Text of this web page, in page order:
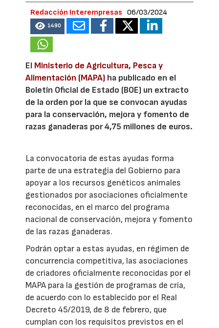
Redacción Interempresas 06/03/2024
1490
El Ministerio de Agricultura, Pesca y
Alimentación (MAPA) ha publicado en el
Boletín Oficial de Estado (BOE) un extracto
de la orden por la que se convocan ayudas
para la conservación, mejora y fomento de
razas ganaderas por 4,75 millones de euros.
La convocatoria de estas ayudas forma
parte de una estrategia del Gobierno para
apoyar a los recursos genéticos animales
gestionados por asociaciones oficialmente
reconocidas, en el marco del programa
nacional de conservación, mejora y fomento
de las razas ganaderas.
Podrán optar a estas ayudas, en régimen de
concurrencia competitiva, las asociaciones
de criadores oficialmente reconocidas por el
MAPA para la gestión de programas de cría,
de acuerdo con lo establecido por el Real
Decreto 45/2019, de 8 de febrero, que
cumplan con los requisitos previstos en el